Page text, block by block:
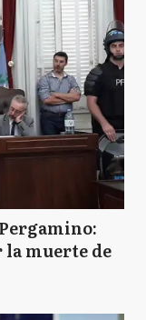
la muerte de